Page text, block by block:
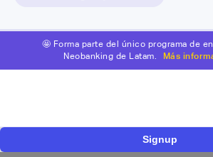
🤩 Forma parte del único programa de
Neobanking de Latam.
Más
Signup